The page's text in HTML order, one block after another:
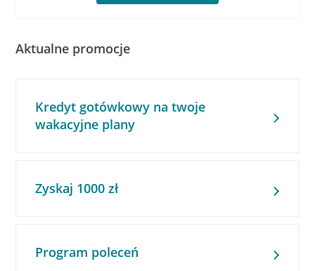
Aktualne promocje
Kredyt gotówkowy na twoje
wakacyjne plany
Zyskaj 1000 zł
Program poleceń